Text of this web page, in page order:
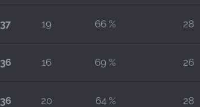
37 19 66 % 28
36 16 69 % 26
36 20 64 % 28